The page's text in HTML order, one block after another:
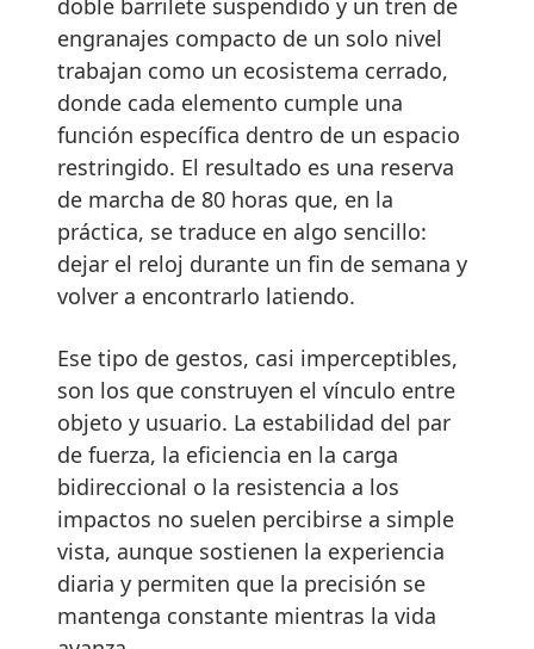
doble barrilete suspendido y un tren de
engranajes compacto de un solo nivel
trabajan como un ecosistema cerrado,
donde cada elemento cumple una
función específica dentro de un espacio
restringido. El resultado es una reserva
de marcha de 80 horas que, en la
práctica, se traduce en algo sencillo:
dejar el reloj durante un fin de semana y
volver a encontrarlo latiendo.
Ese tipo de gestos, casi imperceptibles,
son los que construyen el vínculo entre
objeto y usuario. La estabilidad del par
de fuerza, la eficiencia en la carga
bidireccional o la resistencia a los
impactos no suelen percibirse a simple
vista, aunque sostienen la experiencia
diaria y permiten que la precisión se
mantenga constante mientras la vida